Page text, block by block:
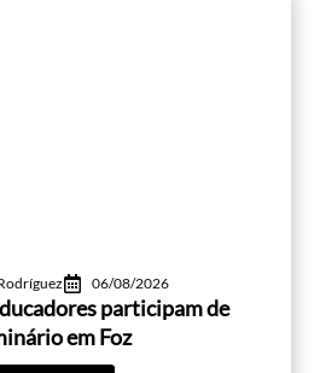
06/08/2026
participam de
em Foz